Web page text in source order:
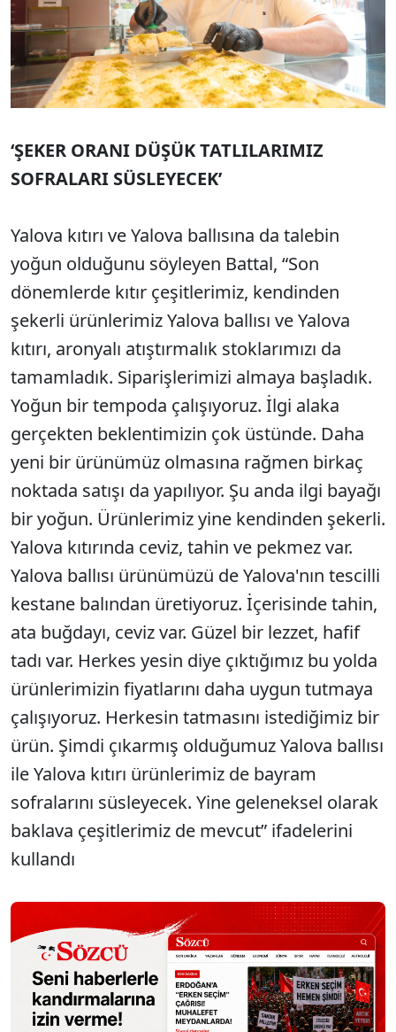
‘ŞEKER ORANI DÜŞÜK TATLILARIMIZ
SOFRALARI SÜSLEYECEK’
Yalova kıtırı ve Yalova ballısına da talebin
yoğun olduğunu söyleyen Battal, “Son
dönemlerde kıtır çeşitlerimiz, kendinden
şekerli ürünlerimiz Yalova ballısı ve Yalova
kıtırı, aronyalı atıştırmalık stoklarımızı da
tamamladık. Siparişlerimizi almaya başladık.
Yoğun bir tempoda çalışıyoruz. İlgi alaka
gerçekten beklentimizin çok üstünde. Daha
yeni bir ürünümüz olmasına rağmen birkaç
noktada satışı da yapılıyor. Şu anda ilgi bayağı
bir yoğun. Ürünlerimiz yine kendinden şekerli.
Yalova kıtırında ceviz, tahin ve pekmez var.
Yalova ballısı ürünümüzü de Yalova'nın tescilli
kestane balından üretiyoruz. İçerisinde tahin,
ata buğdayı, ceviz var. Güzel bir lezzet, hafif
tadı var. Herkes yesin diye çıktığımız bu yolda
ürünlerimizin fiyatlarını daha uygun tutmaya
çalışıyoruz. Herkesin tatmasını istediğimiz bir
ürün. Şimdi çıkarmış olduğumuz Yalova ballısı
ile Yalova kıtırı ürünlerimiz de bayram
sofralarını süsleyecek. Yine geleneksel olarak
baklava çeşitlerimiz de mevcut” ifadelerini
kullandı